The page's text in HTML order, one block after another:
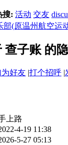
搜: 活动 交友
部(原温州航空运
查子账 的
为好友 |打个招呼 |
上路
4-19 11:38
5-27 05:13